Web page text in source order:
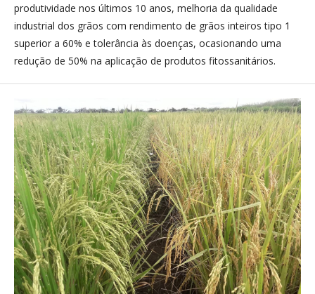
produtividade nos últimos 10 anos, melhoria da qualidade
industrial dos grãos com rendimento de grãos inteiros tipo 1
superior a 60% e tolerância às doenças, ocasionando uma
redução de 50% na aplicação de produtos fitossanitários.